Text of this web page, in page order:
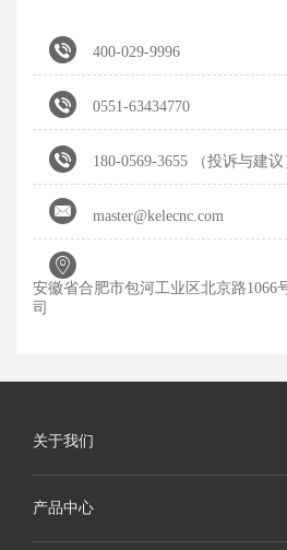
 400-029-9996
 0551-63434770
 180-0569-3655 （投诉与建议
 master@kelecnc.com

安徽省合肥市包河工业区北京路1066
司
关于我们
产品中心